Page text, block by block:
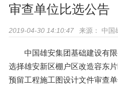
审查单位比选公告
2019-04-30 14:10:47 来源： 中国
中国雄安集团基础建设有限
选择雄安新区棚户区改造容东
预留工程施工图设计文件审查单